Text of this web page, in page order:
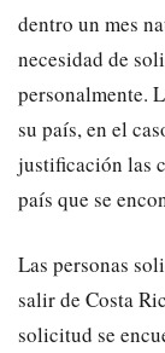
dentro un mes
necesidad de
personalmente.
su país, en el
justificación las
país que se
Las personas
salir de Costa
solicitud se